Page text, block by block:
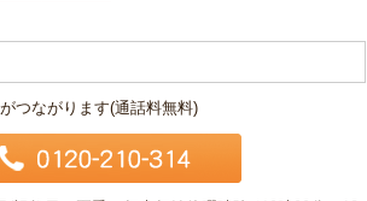
つながります(通話料無料)